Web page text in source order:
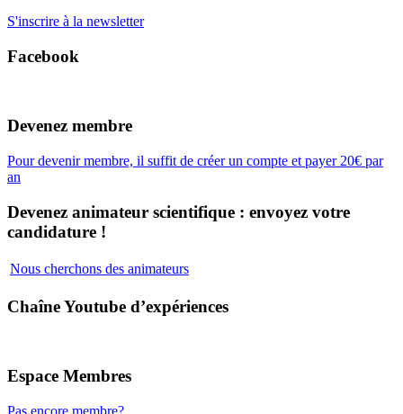
S'inscrire à la newsletter
Facebook
Devenez membre
Pour devenir membre, il suffit de créer un compte et payer 20€ par
an
Devenez animateur scientifique : envoyez votre
candidature !
Nous cherchons des animateurs
Chaîne Youtube d’expériences
Espace Membres